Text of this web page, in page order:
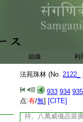
組織 利
法苑珠林 (No. 2122_
933 934 935
点:有/無] [CITE]
佛音聲。如三百鉾
孝順心。而反更助
十波羅夷罪
14
人者
足犯十戒。若有犯
失國王位轉輪王位
十發趣十長養十金
三寶名字。以是不
薩今學當學已學。
持。八萬威儀品當